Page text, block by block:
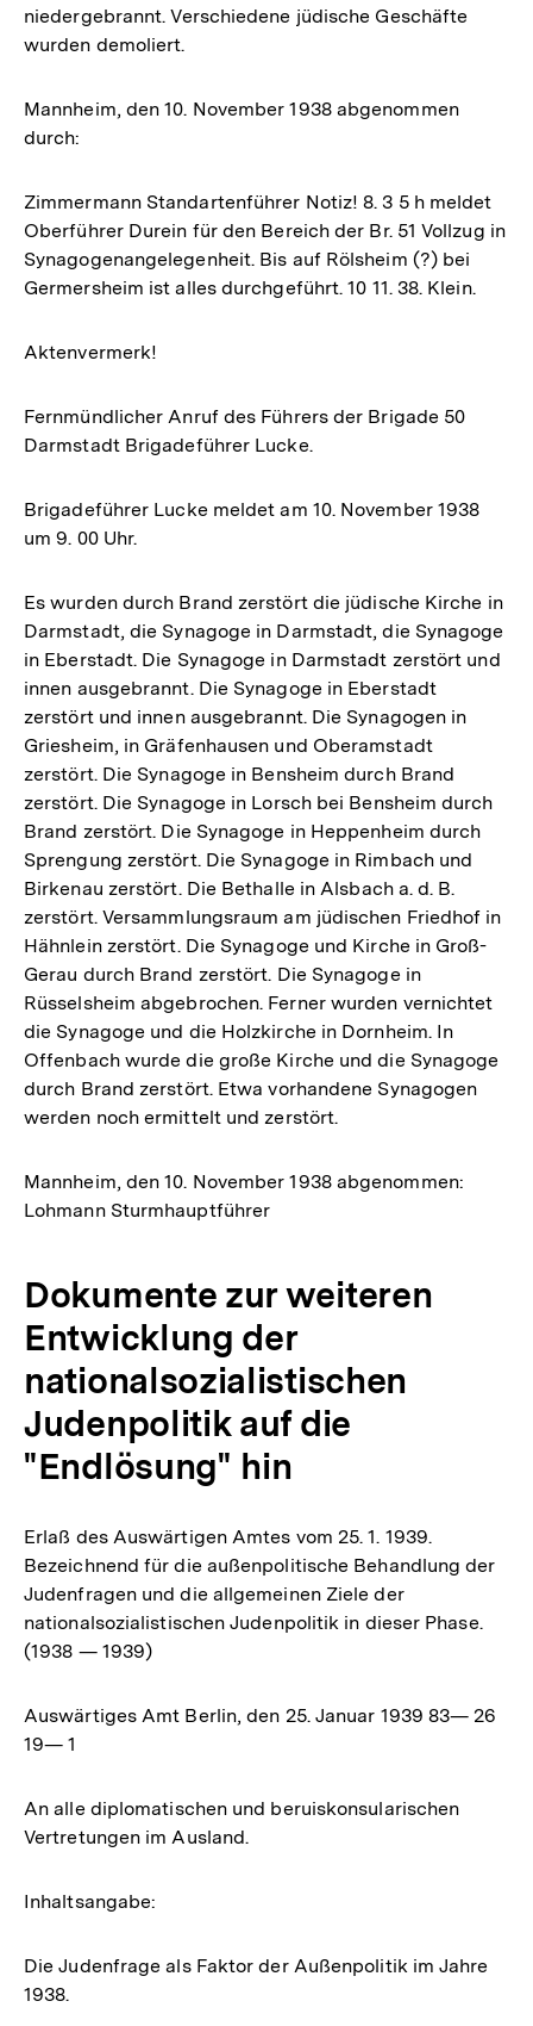
niedergebrannt. Verschiedene jüdische Geschäfte
wurden demoliert.
Mannheim, den 10. November 1938 abgenommen
durch:
Zimmermann Standartenführer Notiz! 8. 3 5 h meldet
Oberführer Durein für den Bereich der Br. 51 Vollzug in
Synagogenangelegenheit. Bis auf Rölsheim (?) bei
Germersheim ist alles durchgeführt. 10 11. 38. Klein.
Aktenvermerk!
Fernmündlicher Anruf des Führers der Brigade 50
Darmstadt Brigadeführer Lucke.
Brigadeführer Lucke meldet am 10. November 1938
um 9. 00 Uhr.
Es wurden durch Brand zerstört die jüdische Kirche in
Darmstadt, die Synagoge in Darmstadt, die Synagoge
in Eberstadt. Die Synagoge in Darmstadt zerstört und
innen ausgebrannt. Die Synagoge in Eberstadt
zerstört und innen ausgebrannt. Die Synagogen in
Griesheim, in Gräfenhausen und Oberamstadt
zerstört. Die Synagoge in Bensheim durch Brand
zerstört. Die Synagoge in Lorsch bei Bensheim durch
Brand zerstört. Die Synagoge in Heppenheim durch
Sprengung zerstört. Die Synagoge in Rimbach und
Birkenau zerstört. Die Bethalle in Alsbach a. d. B.
zerstört. Versammlungsraum am jüdischen Friedhof in
Hähnlein zerstört. Die Synagoge und Kirche in Groß-
Gerau durch Brand zerstört. Die Synagoge in
Rüsselsheim abgebrochen. Ferner wurden vernichtet
die Synagoge und die Holzkirche in Dornheim. In
Offenbach wurde die große Kirche und die Synagoge
durch Brand zerstört. Etwa vorhandene Synagogen
werden noch ermittelt und zerstört.
Mannheim, den 10. November 1938 abgenommen:
Lohmann Sturmhauptführer
Dokumente zur weiteren
Entwicklung der
nationalsozialistischen
Judenpolitik auf die
"Endlösung" hin
Erlaß des Auswärtigen Amtes vom 25. 1. 1939.
Bezeichnend für die außenpolitische Behandlung der
Judenfragen und die allgemeinen Ziele der
nationalsozialistischen Judenpolitik in dieser Phase.
(1938 — 1939)
Auswärtiges Amt Berlin, den 25. Januar 1939 83— 26
19— 1
An alle diplomatischen und beruiskonsularischen
Vertretungen im Ausland.
Inhaltsangabe:
Die Judenfrage als Faktor der Außenpolitik im Jahre
1938.